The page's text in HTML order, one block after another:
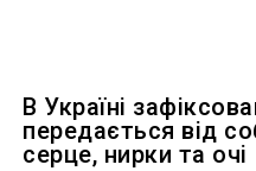
В Україні
передається від
серце, нирки та очі